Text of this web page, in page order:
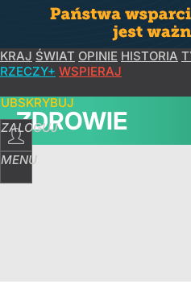
KRAJ ŚWIAT OPINIE HISTORIA
RZECZY+ WSPIERAJ
ZALOGUJ
MENU
ZDROWIE